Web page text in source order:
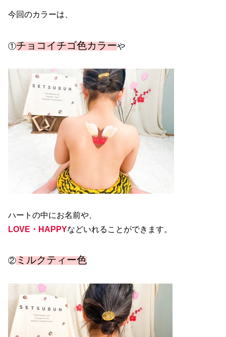
今回のカラーは、
①チョコイチゴ色カラーや
ハートの中にお名前や、
LOVE・HAPPYなどいれることができます。
②ミルクティー色